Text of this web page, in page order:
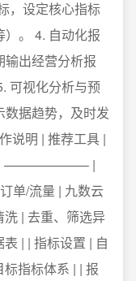
，设定核心指标
）。 4. 自动化报
出经营分析报
可视化分析与预
据趋势，及时发
说明 | 推荐工具 |
| ——————– |
/流量 | 九数云
| 去重、筛选异
| | 指标设置 | 自
指标体系 | | 报